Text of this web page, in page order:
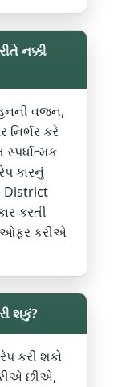
નક્કી
વજન,
નિર્ભર કરે
કારનું
District
કરતી
ઓફર કરીએ
શકું?
કરી શકો
છીએ,